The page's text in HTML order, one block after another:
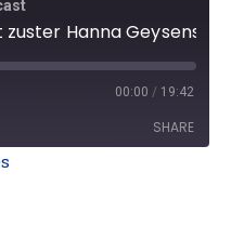
00:00 / 19:42
SHARE